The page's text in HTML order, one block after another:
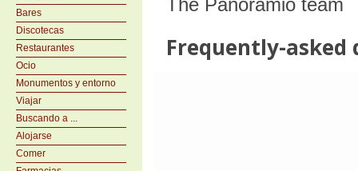
Bares
Discotecas
Restaurantes
Ocio
Monumentos y entorno
Viajar
Buscando a ...
Alojarse
Comer